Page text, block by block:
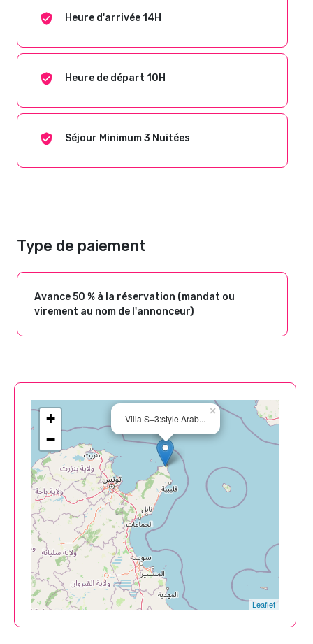
Heure d'arrivée 14H
Heure de départ 10H
Séjour Minimum 3 Nuitées
Type de paiement
Avance 50 % à la réservation (mandat ou
virement au nom de l'annonceur)
Villa S+3:style Arab...
×
+
−
Leaflet